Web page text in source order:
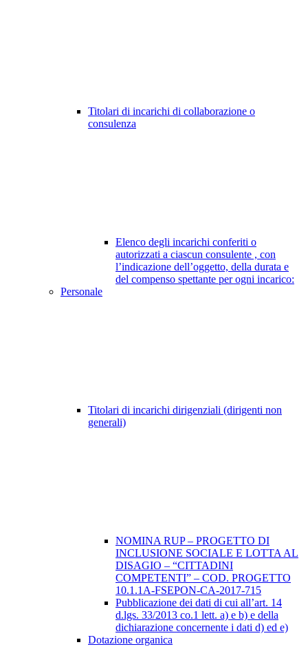
Titolari di incarichi di collaborazione o
consulenza
Elenco degli incarichi conferiti o
autorizzati a ciascun consulente , con
l’indicazione dell’oggetto, della durata e
del compenso spettante per ogni incarico:
Personale
Titolari di incarichi dirigenziali (dirigenti non
generali)
NOMINA RUP – PROGETTO DI
INCLUSIONE SOCIALE E LOTTA AL
DISAGIO – “CITTADINI
COMPETENTI” – COD. PROGETTO
10.1.1A-FSEPON-CA-2017-715
Pubblicazione dei dati di cui all’art. 14
d.lgs. 33/2013 co.1 lett. a) e b) e della
dichiarazione concernente i dati d) ed e)
Dotazione organica